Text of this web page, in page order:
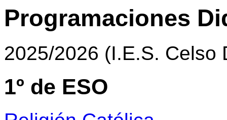
Programaciones
2025/2026 (I.E.S. Celso
1º de ESO